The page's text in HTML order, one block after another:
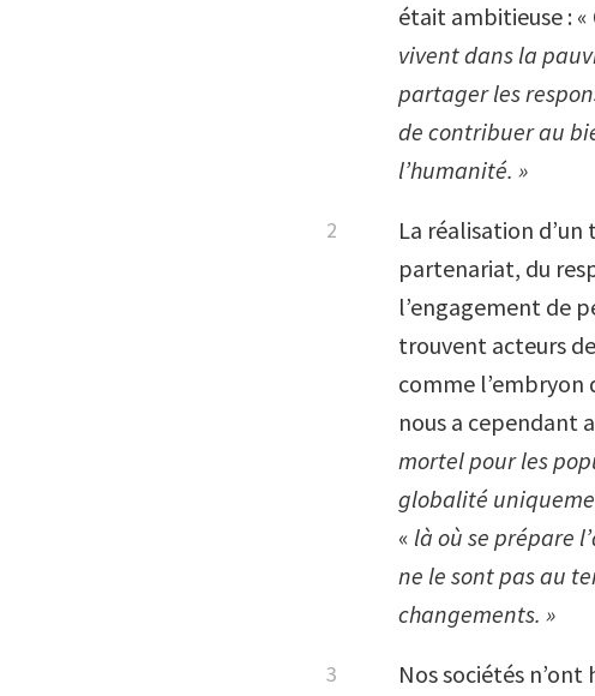
était ambitieuse : «
vivent dans la
partager les
de contribuer au
l’humanité. »
La réalisation
partenariat, du
l’engagement de
trouvent acteurs
comme l’embryon
nous a cependant
mortel pour les
globalité
« là où se prépare
ne le sont pas au
changements. »
Nos sociétés